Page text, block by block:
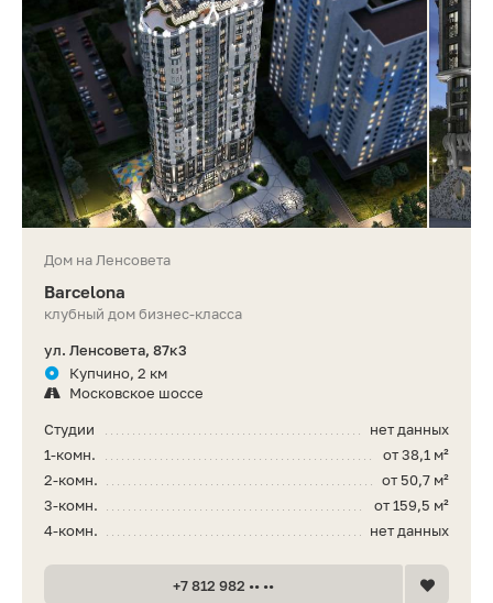
Дом на Ленсовета
Barcelona
клубный дом бизнес-класса
ул. Ленсовета, 87к3
Купчино, 2 км
Московское шоссе
нет данных
Студии
от 38,1 м²
1-комн.
от 50,7 м²
2-комн.
от 159,5 м²
3-комн.
нет данных
4-комн.
+7 812 982 •• ••